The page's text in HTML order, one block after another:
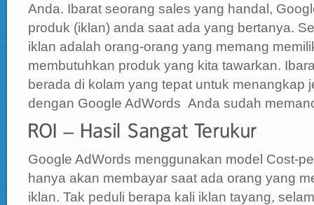
Anda. Ibarat seorang sales yang handal,
produk (iklan) anda saat ada yang bertanya.
iklan adalah orang-orang yang memang
membutuhkan produk yang kita tawarkan.
berada di kolam yang tepat untuk menangkap
dengan Google AdWords Anda sudah
Google AdWords menggunakan model Cost-
hanya akan membayar saat ada orang yang
iklan. Tak peduli berapa kali iklan tayang,